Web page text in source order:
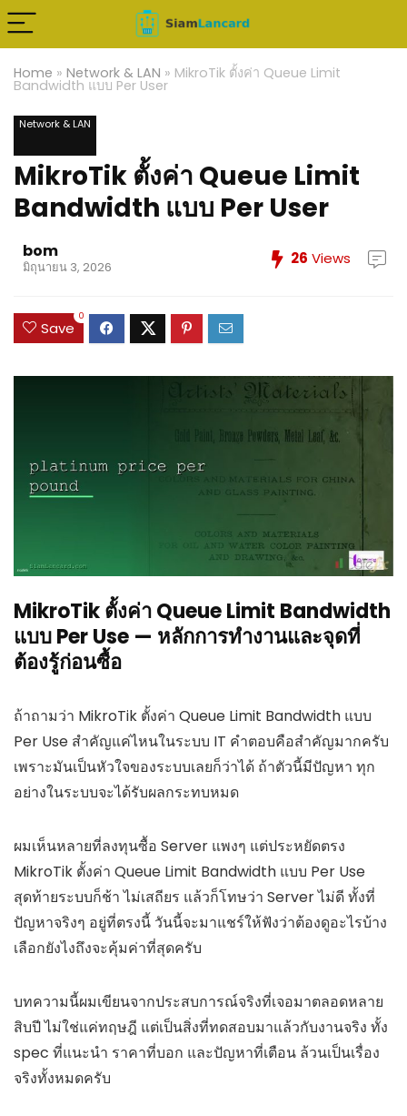
Home » Network & LAN » MikroTik ตั้งค่า Queue Limit
Bandwidth แบบ Per User
Network & LAN
MikroTik ตั้งค่า Queue Limit
Bandwidth แบบ Per User
bom
มิถุนายน 3, 2026 26 Views
Save
0
MikroTik ตั้งค่า Queue Limit Bandwidth
แบบ Per Use — หลักการทำงานและจุดที่
ต้องรู้ก่อนซื้อ
ถ้าถามว่า MikroTik ตั้งค่า Queue Limit Bandwidth แบบ
Per Use สำคัญแค่ไหนในระบบ IT คำตอบคือสำคัญมากครับ
เพราะมันเป็นหัวใจของระบบเลยก็ว่าได้ ถ้าตัวนี้มีปัญหา ทุก
อย่างในระบบจะได้รับผลกระทบหมด
ผมเห็นหลายที่ลงทุนซื้อ Server แพงๆ แต่ประหยัดตรง
MikroTik ตั้งค่า Queue Limit Bandwidth แบบ Per Use
สุดท้ายระบบก็ช้า ไม่เสถียร แล้วก็โทษว่า Server ไม่ดี ทั้งที่
ปัญหาจริงๆ อยู่ที่ตรงนี้ วันนี้จะมาแชร์ให้ฟังว่าต้องดูอะไรบ้าง
เลือกยังไงถึงจะคุ้มค่าที่สุดครับ
บทความนี้ผมเขียนจากประสบการณ์จริงที่เจอมาตลอดหลาย
สิบปี ไม่ใช่แค่ทฤษฎี แต่เป็นสิ่งที่ทดสอบมาแล้วกับงานจริง ทั้ง
spec ที่แนะนำ ราคาที่บอก และปัญหาที่เตือน ล้วนเป็นเรื่อง
จริงทั้งหมดครับ